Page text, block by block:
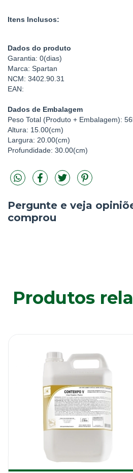
Itens Inclusos:
Dados do produto
Garantia: 0(dias)
Marca: Spartan
NCM: 3402.90.31
EAN:
Dados de Embalagem
Peso Total (Produto + Embalagem):
Altura: 15.00(cm)
Largura: 20.00(cm)
Profundidade: 30.00(cm)
Pergunte e veja
comprou
Produtos